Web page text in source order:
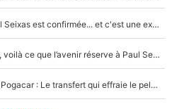
La signature du grand rival de Paul Seixas est confirmée... et c'est une excellente nouvelle pour l'équipe Decathlon-CMA CGM !
Tour de France - Échec sur échec, voilà ce que l’avenir réserve à Paul Seixas : «Tant qu’il y aura un Pogacar comme celui-là...»
Paul Seixas chez UAE avec Tadej Pogacar : Le transfert qui effraie le peloton, «c’est la pire des choses qui puisse arriver»